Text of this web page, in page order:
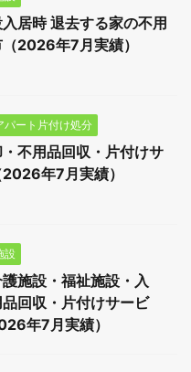
居時 退去する家の不用
2026年7月実績）
パート片付け処分
不用品回収・片付けサ
年7月実績）
設
施設・福祉施設・入
回収・片付けサービ
年7月実績）